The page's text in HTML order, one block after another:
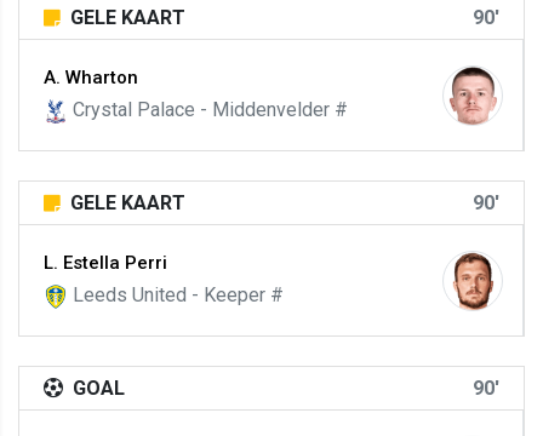
GELE KAART 90'
A. Wharton
Crystal Palace - Middenvelder #
GELE KAART 90'
L. Estella Perri
Leeds United - Keeper #
GOAL 90'